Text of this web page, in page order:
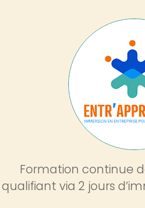
Image
Formation continue
qualifiant via 2 jours